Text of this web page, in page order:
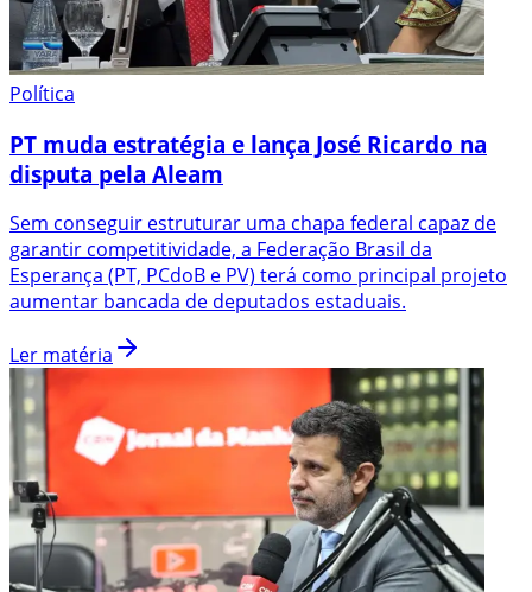
Política
PT muda estratégia e lança José Ricardo na
disputa pela Aleam
Sem conseguir estruturar uma chapa federal capaz de
garantir competitividade, a Federação Brasil da
Esperança (PT, PCdoB e PV) terá como principal projeto
aumentar bancada de deputados estaduais.
Ler matéria